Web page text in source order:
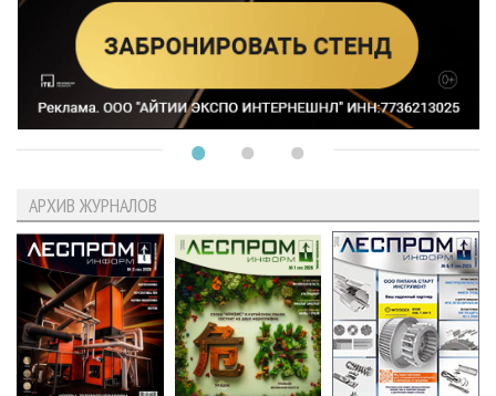
АРХИВ ЖУРНАЛОВ